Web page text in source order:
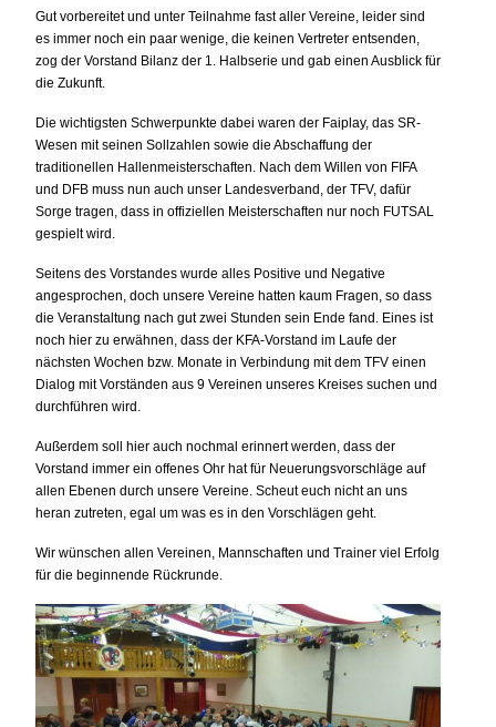
Gut vorbereitet und unter Teilnahme fast aller Vereine, leider sind
es immer noch ein paar wenige, die keinen Vertreter entsenden,
zog der Vorstand Bilanz der 1. Halbserie und gab einen Ausblick für
die Zukunft.
Die wichtigsten Schwerpunkte dabei waren der Faiplay, das SR-
Wesen mit seinen Sollzahlen sowie die Abschaffung der
traditionellen Hallenmeisterschaften. Nach dem Willen von FIFA
und DFB muss nun auch unser Landesverband, der TFV, dafür
Sorge tragen, dass in offiziellen Meisterschaften nur noch FUTSAL
gespielt wird.
Seitens des Vorstandes wurde alles Positive und Negative
angesprochen, doch unsere Vereine hatten kaum Fragen, so dass
die Veranstaltung nach gut zwei Stunden sein Ende fand. Eines ist
noch hier zu erwähnen, dass der KFA-Vorstand im Laufe der
nächsten Wochen bzw. Monate in Verbindung mit dem TFV einen
Dialog mit Vorständen aus 9 Vereinen unseres Kreises suchen und
durchführen wird.
Außerdem soll hier auch nochmal erinnert werden, dass der
Vorstand immer ein offenes Ohr hat für Neuerungsvorschläge auf
allen Ebenen durch unsere Vereine. Scheut euch nicht an uns
heran zutreten, egal um was es in den Vorschlägen geht.
Wir wünschen allen Vereinen, Mannschaften und Trainer viel Erfolg
für die beginnende Rückrunde.